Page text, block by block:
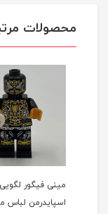
محصولات
مینی فیگور لگویی
اسپایدرمن لباس